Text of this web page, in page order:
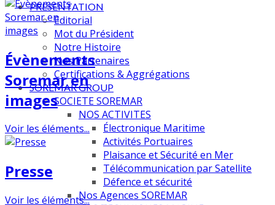
PRESENTATION
Editorial
Mot du Président
Notre Histoire
Nos Partenaires
Certifications & Aggrégations
SOREMAR GROUP
SOCIETE SOREMAR
NOS ACTIVITES
Électronique Maritime
Activités Portuaires
Plaisance et Sécurité en Mer
Télécommunication par Satellite
Défence et sécurité
Nos Agences SOREMAR
Évènements
Soremar en
images
Voir les éléments...
Presse
Voir les éléments...